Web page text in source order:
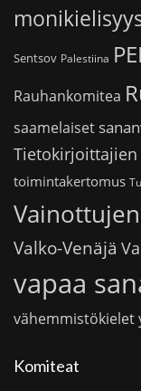
Sentsov Palestiina
Rauhankomitea
saamelaiset
toimintakertomus
Valko-Venäjä
vapaa
vähemmistökielet
Komiteat